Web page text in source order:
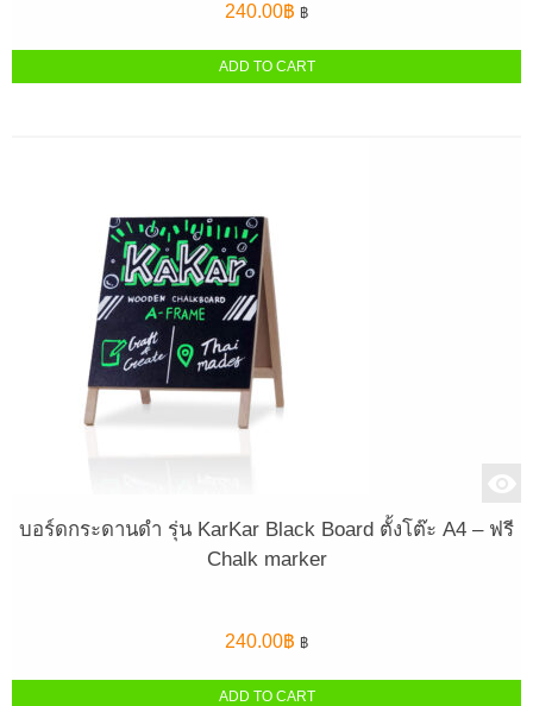
240.00฿ ฿
ADD TO CART
บอร์ดกระดานดำ รุ่น KarKar Black Board ตั้งโต๊ะ A4 – ฟรี
Chalk marker
240.00฿ ฿
ADD TO CART